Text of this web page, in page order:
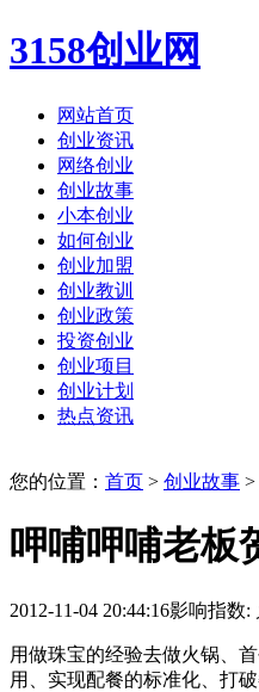
3158创业网
网站首页
创业资讯
网络创业
创业故事
小本创业
如何创业
创业加盟
创业教训
创业政策
投资创业
创业项目
创业计划
热点资讯
您的位置： 首页 > 创业故事 >
呷哺呷哺老板
2012-11-04 20:44:16影响指数:
用做珠宝的经验去做火锅、
用、实现配餐的标准化、打